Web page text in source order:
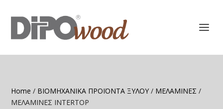
Home / ΒΙΟΜΗΧΑΝΙΚΑ ΠΡΟΪΟΝΤΑ ΞΥΛΟΥ / ΜΕΛΑΜΙΝΕΣ /
ΜΕΛΑΜΙΝΕΣ INTERTOP